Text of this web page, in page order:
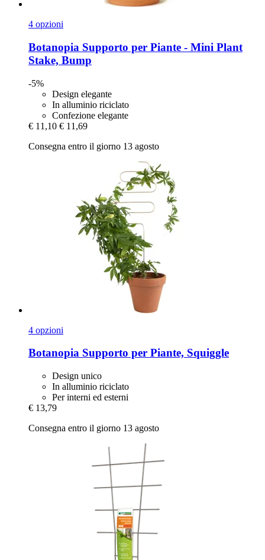
4 opzioni
Botanopia Supporto per Piante -​ Mini Plant
Stake, Bump
-5%
Design elegante
In alluminio riciclato
Confezione elegante
€ 11,10 € 11,69
Consegna entro il giorno 13 agosto
4 opzioni
Botanopia Supporto per Piante, Squiggle
Design unico
In alluminio riciclato
Per interni ed esterni
€ 13,79
Consegna entro il giorno 13 agosto